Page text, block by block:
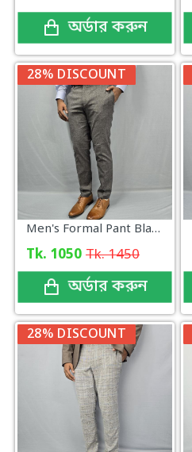
অর্ডার করুন
28% DISCOUNT
Men's Formal Pant Black Ash Check
Tk. 1050 Tk. 1450
অর্ডার করুন
28% DISCOUNT